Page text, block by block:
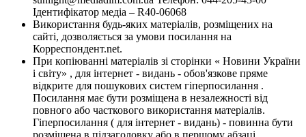
Ідентифікатор медіа – R40-06068
Використання будь-яких матеріалів, розміщених на
сайті, дозволяється за умови посилання на
Корреспондент.net.
При копіюванні матеріалів зі сторінки « Новини України
і світу» , для інтернет - видань - обов'язкове пряме
відкрите для пошукових систем гіперпосилання .
Посилання має бути розміщена в незалежності від
повного або часткового використання матеріалів.
Гіперпосилання ( для інтернет - видань) - повинна бути
розміщена в підзаголовку або в першому абзаці